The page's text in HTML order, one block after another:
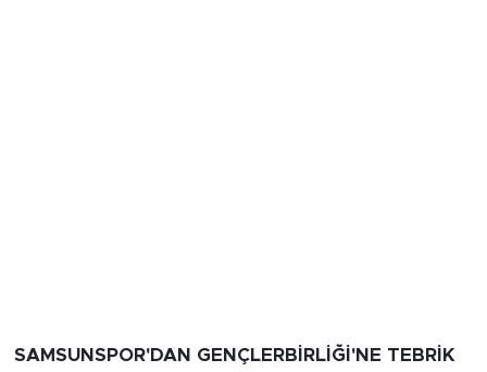
SAMSUNSPOR'DAN GENÇLERBİRLİĞİ'NE TEBRİK